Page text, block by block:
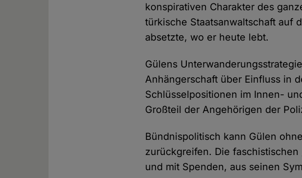
konspirativen Charakter des
türkische Staatsanwaltschaft auf
absetzte, wo er heute lebt.
Gülens
Anhängerschaft über Einfluss in
Schlüsselpositionen im Innen-
Großteil der Angehörigen der
Bündnispolitisch kann Gülen
zurückgreifen. Die faschistischen
und mit Spenden, aus seinen